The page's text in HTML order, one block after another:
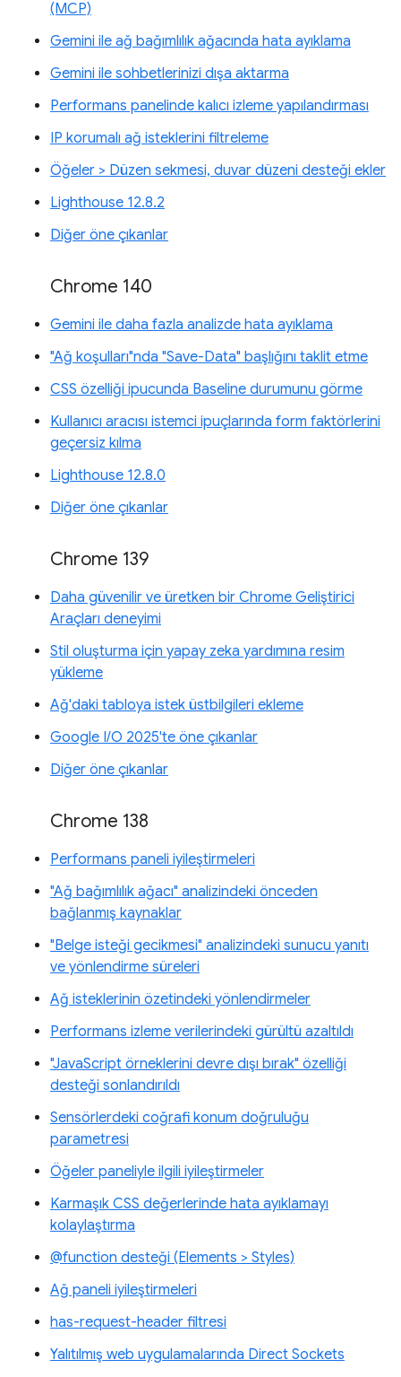
(MCP)
Gemini ile ağ bağımlılık ağacında hata ayıklama
Gemini ile sohbetlerinizi dışa aktarma
Performans panelinde kalıcı izleme yapılandırması
IP korumalı ağ isteklerini filtreleme
Öğeler > Düzen sekmesi, duvar düzeni desteği ekler
Lighthouse 12.8.2
Diğer öne çıkanlar
Chrome 140
Gemini ile daha fazla analizde hata ayıklama
"Ağ koşulları"nda "Save-Data" başlığını taklit etme
CSS özelliği ipucunda Baseline durumunu görme
Kullanıcı aracısı istemci ipuçlarında form faktörlerini
geçersiz kılma
Lighthouse 12.8.0
Diğer öne çıkanlar
Chrome 139
Daha güvenilir ve üretken bir Chrome Geliştirici
Araçları deneyimi
Stil oluşturma için yapay zeka yardımına resim
yükleme
Ağ'daki tabloya istek üstbilgileri ekleme
Google I/O 2025'te öne çıkanlar
Diğer öne çıkanlar
Chrome 138
Performans paneli iyileştirmeleri
"Ağ bağımlılık ağacı" analizindeki önceden
bağlanmış kaynaklar
"Belge isteği gecikmesi" analizindeki sunucu yanıtı
ve yönlendirme süreleri
Ağ isteklerinin özetindeki yönlendirmeler
Performans izleme verilerindeki gürültü azaltıldı
"JavaScript örneklerini devre dışı bırak" özelliği
desteği sonlandırıldı
Sensörlerdeki coğrafi konum doğruluğu
parametresi
Öğeler paneliyle ilgili iyileştirmeler
Karmaşık CSS değerlerinde hata ayıklamayı
kolaylaştırma
@function desteği (Elements > Styles)
Ağ paneli iyileştirmeleri
has-request-header filtresi
Yalıtılmış web uygulamalarında Direct Sockets